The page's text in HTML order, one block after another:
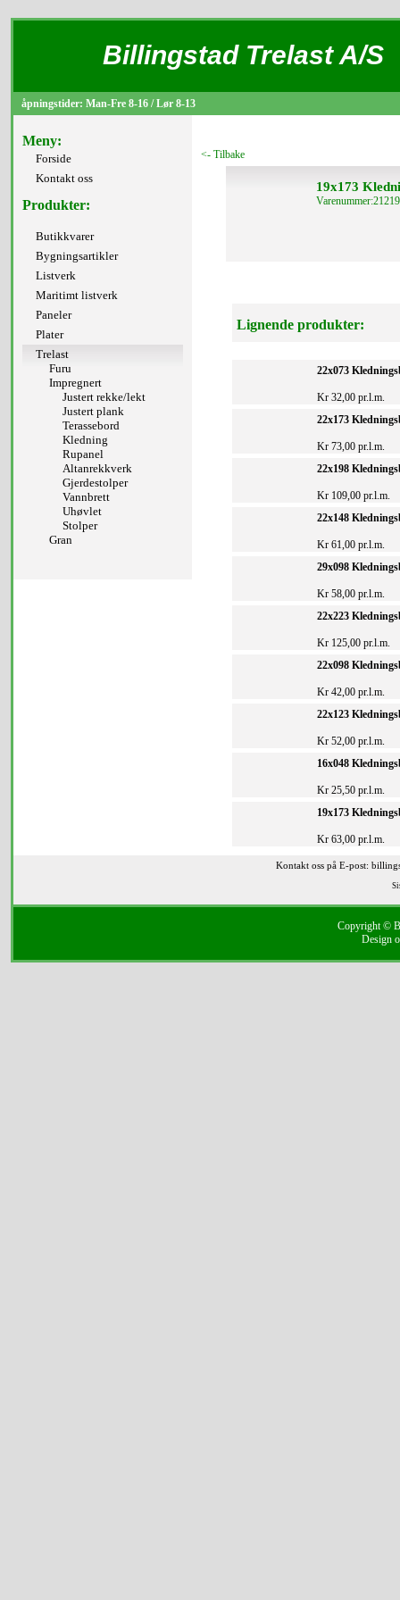
Billingstad Trelast A/S
åpningstider: Man-Fre 8-16 / Lør 8-13
Meny:
Forside
Kontakt oss
Produkter:
Butikkvarer
Bygningsartikler
Listverk
Maritimt listverk
Paneler
Plater
Trelast
Furu
Impregnert
Justert rekke/lekt
Justert plank
Terassebord
Kledning
Rupanel
Altanrekkverk
Gjerdestolper
Vannbrett
Uhøvlet
Stolper
Gran
<- Tilbake
19x173
Lignende produkter:
22x073
Kr 32,00 pr.l.m.
22x173
Kr 73,00 pr.l.m.
22x198
Kr 109,00 pr.l.m.
22x148
Kr 61,00 pr.l.m.
29x098
Kr 58,00 pr.l.m.
22x223
Kr 125,00 pr.l.m.
22x098
Kr 42,00 pr.l.m.
22x123
Kr 52,00 pr.l.m.
16x048
Kr 25,50 pr.l.m.
19x173
Kr 63,00 pr.l.m.
Kontakt oss på E-post:
Copyright ©
Design